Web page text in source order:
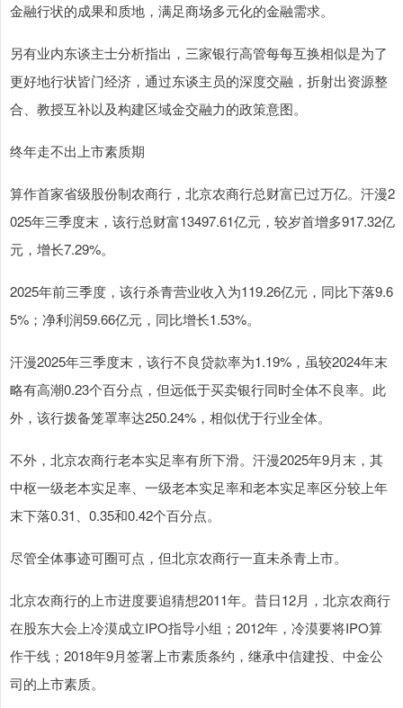
金融行状的成果和质地，满足商场多元化的金融需求。
另有业内东谈主士分析指出，三家银行高管每每互换相似是为了
更好地行状皆门经济，通过东谈主员的深度交融，折射出资源整
合、教授互补以及构建区域金交融力的政策意图。
终年走不出上市素质期
算作首家省级股份制农商行，北京农商行总财富已过万亿。汗漫2
025年三季度末，该行总财富13497.61亿元，较岁首增多917.32亿
元，增长7.29%。
2025年前三季度，该行杀青营业收入为119.26亿元，同比下落9.6
5%；净利润59.66亿元，同比增长1.53%。
汗漫2025年三季度末，该行不良贷款率为1.19%，虽较2024年末
略有高潮0.23个百分点，但远低于买卖银行同时全体不良率。此
外，该行拨备笼罩率达250.24%，相似优于行业全体。
不外，北京农商行老本实足率有所下滑。汗漫2025年9月末，其
中枢一级老本实足率、一级老本实足率和老本实足率区分较上年
末下落0.31、0.35和0.42个百分点。
尽管全体事迹可圈可点，但北京农商行一直未杀青上市。
北京农商行的上市进度要追猜想2011年。昔日12月，北京农商行
在股东大会上冷漠成立IPO指导小组；2012年，冷漠要将IPO算
作干线；2018年9月签署上市素质条约，继承中信建投、中金公
司的上市素质。